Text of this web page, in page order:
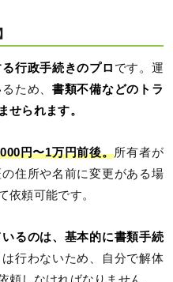
行政手続きのプロ です。運
ため、 書類不備などのトラ
せられます。
円〜1万円前後。所有者が
住所や名前に変更がある場
依頼可能です。
るのは、基本的に書類手続
行わないため、自分で解体